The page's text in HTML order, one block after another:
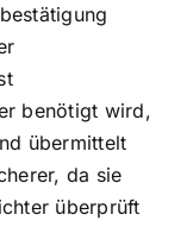
benötigt wird,
übermittelt
da sie
überprüft